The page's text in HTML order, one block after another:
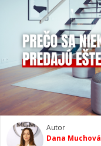
Autor
Dana Muchová